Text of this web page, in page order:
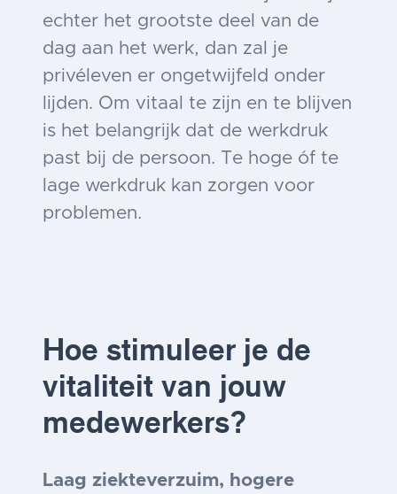
echter het grootste deel van de
dag aan het werk, dan zal je
privéleven er ongetwijfeld onder
lijden. Om vitaal te zijn en te blijven
is het belangrijk dat de werkdruk
past bij de persoon. Te hoge óf te
lage werkdruk kan zorgen voor
problemen.
Hoe stimuleer je de
vitaliteit van jouw
medewerkers?
Laag ziekteverzuim, hogere